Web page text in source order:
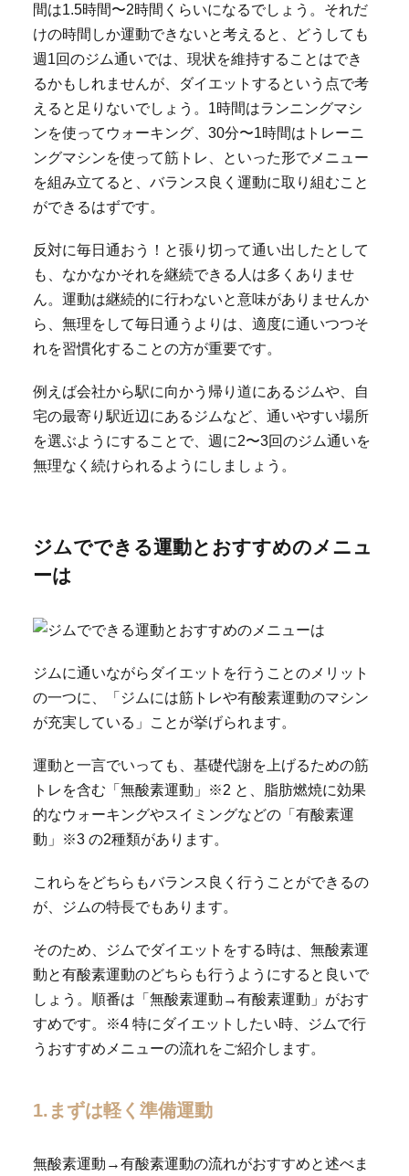
間は1.5時間〜2時間くらいになるでしょう。それだ
けの時間しか運動できないと考えると、どうしても
週1回のジム通いでは、現状を維持することはでき
るかもしれませんが、ダイエットするという点で考
えると足りないでしょう。1時間はランニングマシ
ンを使ってウォーキング、30分〜1時間はトレーニ
ングマシンを使って筋トレ、といった形でメニュー
を組み立てると、バランス良く運動に取り組むこと
ができるはずです。
反対に毎日通おう！と張り切って通い出したとして
も、なかなかそれを継続できる人は多くありませ
ん。運動は継続的に行わないと意味がありませんか
ら、無理をして毎日通うよりは、適度に通いつつそ
れを習慣化することの方が重要です。
例えば会社から駅に向かう帰り道にあるジムや、自
宅の最寄り駅近辺にあるジムなど、通いやすい場所
を選ぶようにすることで、週に2〜3回のジム通いを
無理なく続けられるようにしましょう。
ジムでできる運動とおすすめのメニュ
ーは
ジムに通いながらダイエットを行うことのメリット
の一つに、「ジムには筋トレや有酸素運動のマシン
が充実している」ことが挙げられます。
運動と一言でいっても、基礎代謝を上げるための筋
トレを含む「無酸素運動」※2 と、脂肪燃焼に効果
的なウォーキングやスイミングなどの「有酸素運
動」※3 の2種類があります。
これらをどちらもバランス良く行うことができるの
が、ジムの特長でもあります。
そのため、ジムでダイエットをする時は、無酸素運
動と有酸素運動のどちらも行うようにすると良いで
しょう。順番は「無酸素運動→有酸素運動」がおす
すめです。※4 特にダイエットしたい時、ジムで行
うおすすめメニューの流れをご紹介します。
1.まずは軽く準備運動
無酸素運動→有酸素運動の流れがおすすめと述べま